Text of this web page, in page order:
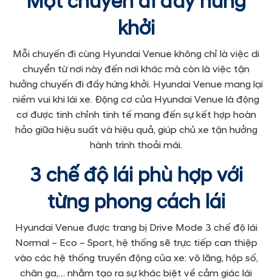
khởi
Mỗi chuyến đi cùng Hyundai Venue không chỉ là việc di
chuyển từ nơi này đến nơi khác mà còn là việc tận
hưởng chuyến đi đầy hứng khởi. Hyundai Venue mang lại
niềm vui khi lái xe. Động cơ của Hyundai Venue là động
cơ được tinh chỉnh tinh tế mang đến sự kết hợp hoàn
hảo giữa hiệu suất và hiệu quả, giúp chủ xe tận hưởng
hành trình thoải mái.
3 chế độ lái phù hợp với
từng phong cách lái
Hyundai Venue được trang bị Drive Mode 3 chế độ lái
Normal – Eco – Sport, hệ thống sẽ trực tiếp can thiệp
vào các hệ thống truyền động của xe: vô lăng, hộp số,
chân ga,… nhằm tạo ra sự khác biệt về cảm giác lái